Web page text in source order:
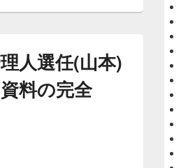
人選任(山本)
料の完全